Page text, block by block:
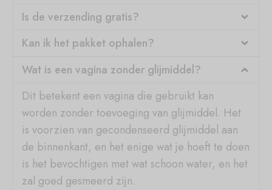
Is de verzending gratis?
Kan ik het pakket ophalen?
Wat is een vagina zonder glijmiddel?
Dit betekent een vagina die gebruikt kan
worden zonder toevoeging van glijmiddel. Het
is voorzien van gecondenseerd glijmiddel aan
de binnenkant, en het enige wat je hoeft te doen
is het bevochtigen met wat schoon water, en het
zal goed gesmeerd zijn.